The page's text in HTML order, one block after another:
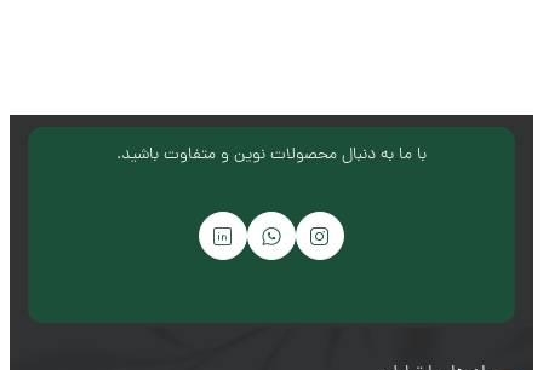
با ما به دنبال محصولات نوین و متفاوت باشید.